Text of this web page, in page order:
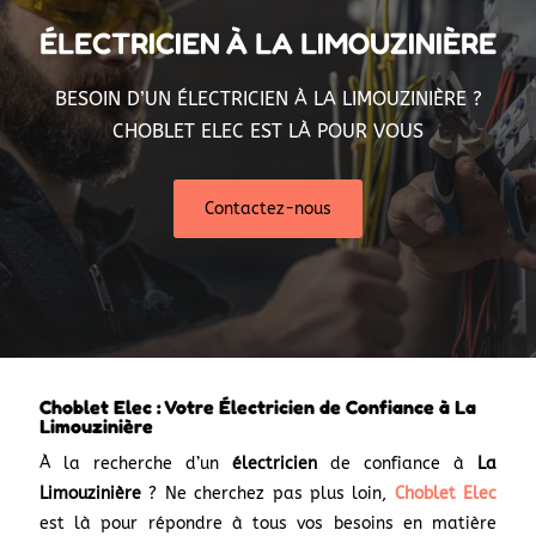
ÉLECTRICIEN À LA LIMOUZINIÈRE
BESOIN D’UN ÉLECTRICIEN À LA LIMOUZINIÈRE ?
CHOBLET ELEC EST LÀ POUR VOUS
Contactez-nous
Choblet Elec : Votre Électricien de Confiance à La
Limouzinière
À la recherche d’un électricien de confiance à
La
Limouzinière ? Ne cherchez pas plus loin, Choblet Elec
est là pour répondre à tous vos besoins en matière